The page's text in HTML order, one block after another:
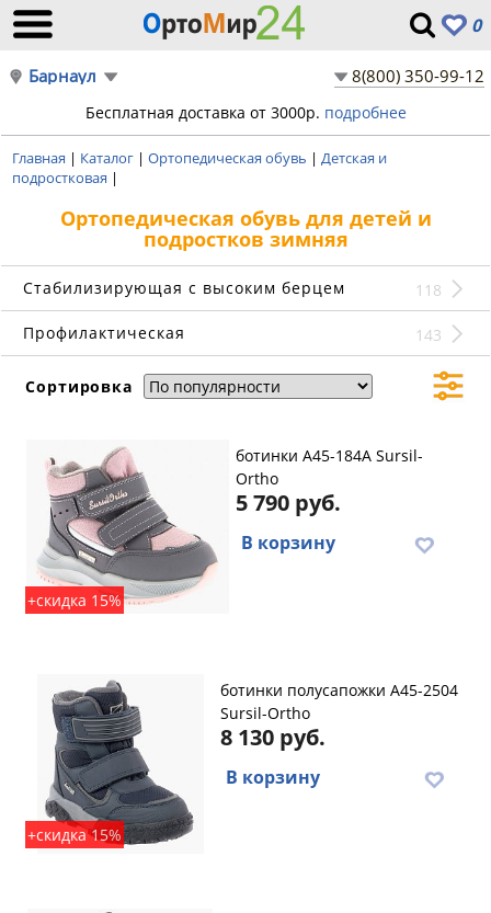
0
Барнаул 8(800) 350-99-12
Бесплатная доставка от 3000р. подробнее
Главная | Каталог | Ортопедическая обувь | Детская и
подростковая |
Ортопедическая обувь для детей и
подростков зимняя
Стабилизирующая с высоким берцем 118
Профилактическая 143
Сортировка
+скидка 15%
ботинки A45-184A Sursil-
Ortho
5 790 руб.
В корзину
+скидка 15%
ботинки полусапожки A45-2504
Sursil-Ortho
8 130 руб.
В корзину